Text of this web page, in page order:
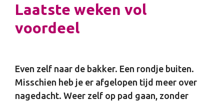
Laatste weken vol
voordeel
Even zelf naar de bakker. Een rondje buiten.
Misschien heb je er afgelopen tijd meer over
nagedacht. Weer zelf op pad gaan, zonder